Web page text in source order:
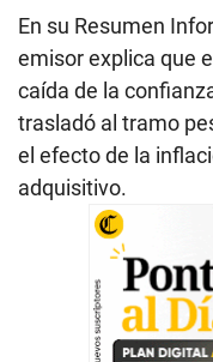
En su Resumen
emisor explica que
caída de la
trasladó al tramo
el efecto de la
adquisitivo.